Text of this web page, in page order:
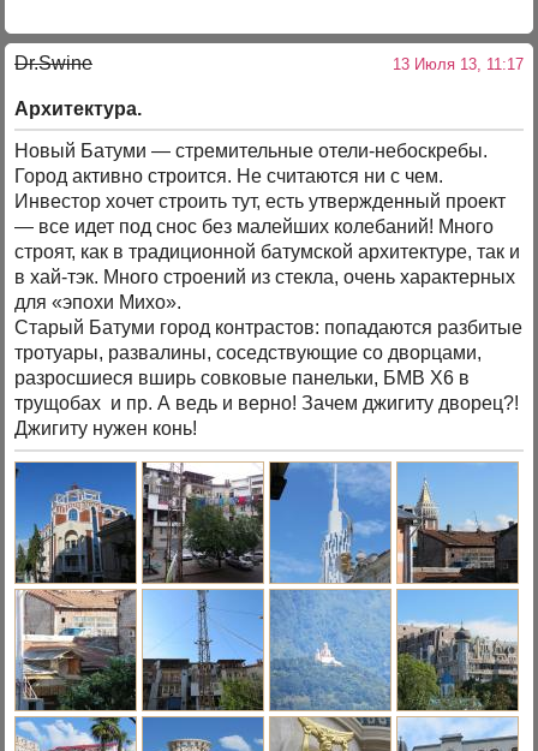
Dr.Swine 13 Июля 13, 11:17
Архитектура.
Новый Батуми — стремительные отели-небоскребы.
Город активно строится. Не считаются ни с чем.
Инвестор хочет строить тут, есть утвержденный проект
— все идет под снос без малейших колебаний! Много
строят, как в традиционной батумской архитектуре, так и
в хай-тэк. Много строений из стекла, очень характерных
для «эпохи Михо».
Старый Батуми город контрастов: попадаются разбитые
тротуары, развалины, соседствующие со дворцами,
разросшиеся вширь совковые панельки, БМВ Х6 в
трущобах и пр. А ведь и верно! Зачем джигиту дворец?!
Джигиту нужен конь!